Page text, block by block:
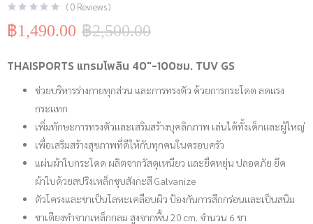
(0 Reviews )
฿2,500.00
Original
฿2,500.00.
฿1,490.00
Current
฿1,490.00.
THAISPORTS แทรมโพลิน 40″-100ซม. TUV GS
ช่วยบริหารร่างกายทุกส่วน และการทรงตัว ด้วยการกระโดด ลดแรง
กระแทก
เพิ่มทักษะการทรงตัวและเสริมสร้างบุคลิกภาพ เล่นได้ทั้งเด็กและผู้ใหญ่
เพื่อเสริมสร้างสุขภาพที่ดีให้กับทุกคนในครอบครัว
แผ่นผ้าใบกระโดด ผลิตจากวัสดุเหนียว และยืดหยุ่น ปลอดภัย ยึด
ผ้าใบด้วยสปริงเหล็กชุบสังกะสี Galvanize
ตัวโครงและขาเป็นโลหะเคลือบผิว ป้องกันการสึกกร่อนและเป็นสนิม
ขาเตียงทำจากเหล็กกลม สูงจากพื้น 20 cm. จำนวน 6 ขา